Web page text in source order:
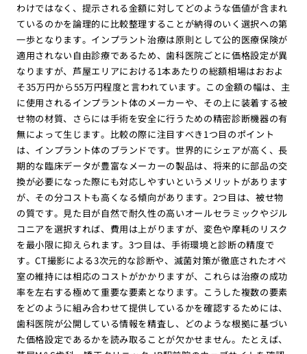
わけではなく、提示される金額に対してどのような価値が含まれ
ているのかを論理的に比較整理することが納得のいく選択への第
一歩となります。インプラント治療は原則として公的医療保険が
適用されない自由診療であるため、歯科医院ごとに価格設定が異
なりますが、芦屋エリアにおける1本あたりの総額相場はおおよ
そ35万円から55万円程度と言われています。この金額の幅は、主
に使用されるインプラント体のメーカーや、その上に装着する被
せ物の材質、さらには手術を安全に行うための精密診断機器の有
無によって生じます。比較の際に注目すべき1つ目のポイント
は、インプラント体のブランドです。世界的にシェアが高く、長
期的な臨床データが豊富なメーカーの製品は、将来的に部品の交
換が必要になった際にも対応しやすいというメリットがあります
が、その分コストも高くなる傾向があります。2つ目は、被せ物
の質です。見た目が自然で耐久性の高いオールセラミックやジル
コニアを選択すれば、費用は上がりますが、変色や摩耗のリスク
を最小限に抑えられます。3つ目は、手術環境と診断の精度で
す。CT撮影による3次元的な診断や、滅菌対策が徹底されたオペ
室の維持には相応のコストがかかりますが、これらは治療の成功
率を左右する極めて重要な要素となります。こうした複数の要素
をどのように組み合わせて提供しているかを確認するためには、
歯科医院が公開している情報を精査し、どのような根拠に基づい
た価格設定であるかを読み取ることが欠かせません。たとえば、